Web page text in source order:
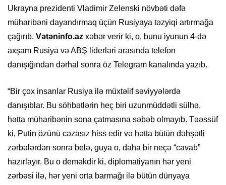
Ukrayna prezidenti Vladimir Zelenski növbəti dəfə
müharibəni dayandırmaq üçün Rusiyaya təzyiqi artırmağa
çağırıb. Vətəninfo.az xəbər verir ki, o, bunu iyunun 4-də
axşam Rusiya və ABŞ liderləri arasında telefon
danışığından dərhal sonra öz Telegram kanalında yazıb.
“Bir çox insanlar Rusiya ilə müxtəlif səviyyələrdə
danışıblar. Bu söhbətlərin heç biri uzunmüddətli sülhə,
hətta müharibənin sona çatmasına səbəb olmayıb. Təəssüf
ki, Putin özünü cəzasız hiss edir və hətta bütün dəhşətli
zərbələrdən sonra belə, guya o, daha bir neçə “cavab”
hazırlayır. Bu o deməkdir ki, diplomatiyanın hər yeni
zərbəsi ilə, hər yeni orta barmağı ilə bütün dünyaya